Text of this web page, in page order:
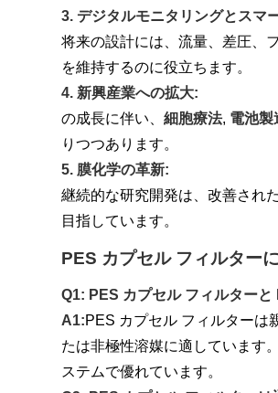
3. デジタルモニタリングとスマ
将来の設計には、流量、差圧、
を維持するのに役立ちます。
4. 新興産業への拡大:
の成長に伴い、細胞療法, 電池製
りつつあります。
5. 膜化学の革新:
継続的な研究開発は、改善され
目指しています。
PES カプセル フィルター
Q1: PES カプセル フィルター
A1:PES カプセル フィルターは
たは非極性溶媒に適しています
ステムで優れています。